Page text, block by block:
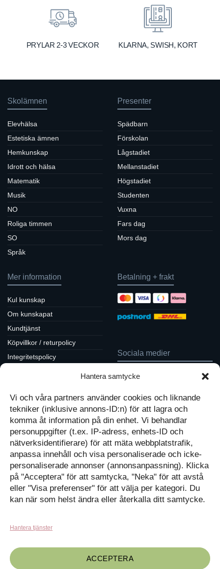
Hantera samtycke
Vi och våra partners använder cookies och liknande
tekniker (inklusive annons-ID:n) för att lagra och
komma åt information på din enhet. Vi behandlar
personuppgifter (t.ex. IP-adress, enhets-ID och
nätverksidentifierare) för att mäta webbplatstrafik,
anpassa innehåll och visa personaliserade och icke-
personaliserade annonser (annonsanpassning). Klicka
på "Acceptera" för att samtycka, "Neka" för att avstå
eller "Visa preferenser" för att välja per kategori. Du
kan när som helst ändra eller återkalla ditt samtycke.
Hantera tjänster
ACCEPTERA
PRYLAR 2-3 VECKOR KLARNA, SWISH, KORT
Skolämnen
Elevhälsa
Estetiska ämnen
Hemkunskap
Idrott och hälsa
Matematik
Musik
NO
Roliga timmen
SO
Språk
Presenter
Spädbarn
Förskolan
Lågstadiet
Mellanstadiet
Högstadiet
Studenten
Vuxna
Fars dag
Mors dag
Mer information
Kul kunskap
Om kunskapat
Kundtjänst
Köpvillkor / returpolicy
Integritetspolicy
Mitt konto
Kassan
Betalning + frakt
Sociala medier
Följ oss på Facebook
Inspiration på Pinterest
Diskutera på LinkedIn
Varukorg
Inga produkter i varukorgen.
GÅ TILLBAKA TILL
BUTIKEN
Kunskapat
Med barn och ungas
nyfikenhet som inspiration
skapar vi design som
förmedlar kunskap till en ny
generation.